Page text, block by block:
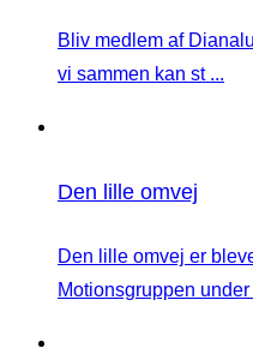
Bliv medlem af
vi sammen kan st ...
Den lille omvej
Den lille omvej er
Motionsgruppen under